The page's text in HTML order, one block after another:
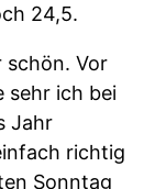
24,5.
schön. Vor
sehr ich bei
Jahr
richtig
Sonntag